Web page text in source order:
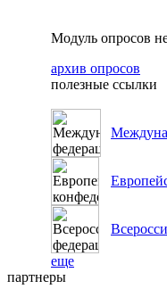
Модуль опросов
архив опросов
полезные ссылки
еще
партнеры